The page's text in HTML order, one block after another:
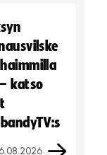
katso